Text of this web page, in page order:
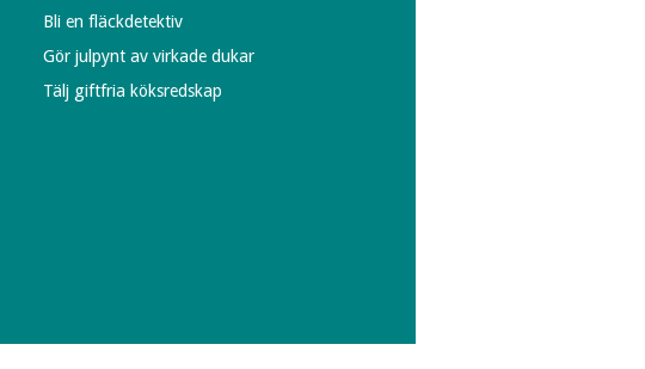
Bli en fläckdetektiv
Gör julpynt av virkade dukar
Tälj giftfria köksredskap